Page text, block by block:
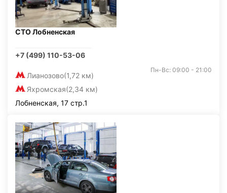
СТО Лобненская
+7 (499) 110-53-06
Лианозово(1,72 км)
Яхромская(2,34 км)
Пн-Вс: 09:00 - 21:00
Лобненская, 17 стр.1